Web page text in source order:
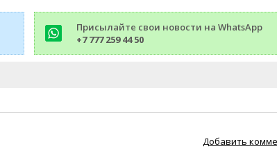
Присылайте свои новости на WhatsApp
+7 777 259 44 50
Добавить